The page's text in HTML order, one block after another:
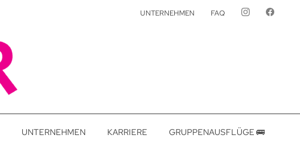
UNTERNEHMEN FAQ
UNTERNEHMEN KARRIERE GRUPPENAUSFLÜGE 🚌